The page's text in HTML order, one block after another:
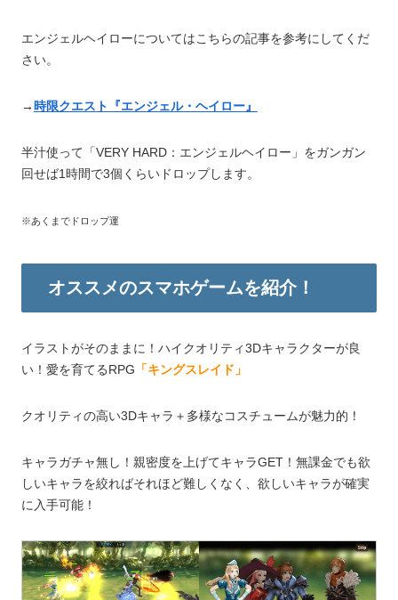
エンジェルヘイローについてはこちらの記事を参考にしてくだ
さい。
→時限クエスト『エンジェル・ヘイロー』
半汁使って「VERY HARD：エンジェルヘイロー」をガンガン
回せば1時間で3個くらいドロップします。
※あくまでドロップ運
オススメのスマホゲームを紹介！
イラストがそのままに！ハイクオリティ3Dキャラクターが良
い！愛を育てるRPG 「キングスレイド」
クオリティの高い3Dキャラ＋多様なコスチュームが魅力的！
キャラガチャ無し！親密度を上げてキャラGET！無課金でも欲
しいキャラを絞ればそれほど難しくなく、欲しいキャラが確実
に入手可能！